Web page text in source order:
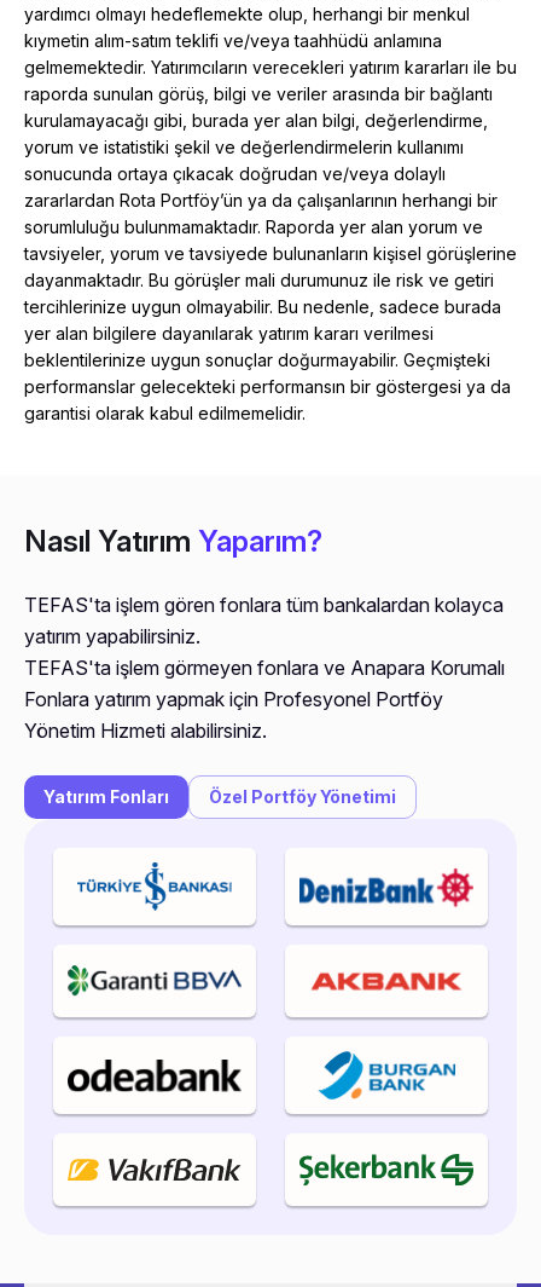
yardımcı olmayı hedeflemekte olup, herhangi bir menkul
kıymetin alım-satım teklifi ve/veya taahhüdü anlamına
gelmemektedir. Yatırımcıların verecekleri yatırım kararları ile bu
raporda sunulan görüş, bilgi ve veriler arasında bir bağlantı
kurulamayacağı gibi, burada yer alan bilgi, değerlendirme,
yorum ve istatistiki şekil ve değerlendirmelerin kullanımı
sonucunda ortaya çıkacak doğrudan ve/veya dolaylı
zararlardan Rota Portföy’ün ya da çalışanlarının herhangi bir
sorumluluğu bulunmamaktadır. Raporda yer alan yorum ve
tavsiyeler, yorum ve tavsiyede bulunanların kişisel görüşlerine
dayanmaktadır. Bu görüşler mali durumunuz ile risk ve getiri
tercihlerinize uygun olmayabilir. Bu nedenle, sadece burada
yer alan bilgilere dayanılarak yatırım kararı verilmesi
beklentilerinize uygun sonuçlar doğurmayabilir. Geçmişteki
performanslar gelecekteki performansın bir göstergesi ya da
garantisi olarak kabul edilmemelidir.
Nasıl Yatırım Yaparım?
TEFAS'ta işlem gören fonlara tüm bankalardan kolayca
yatırım yapabilirsiniz.
TEFAS'ta işlem görmeyen fonlara ve Anapara Korumalı
Fonlara yatırım yapmak için Profesyonel Portföy
Yönetim Hizmeti alabilirsiniz.
Yatırım Fonları Özel Portföy Yönetimi